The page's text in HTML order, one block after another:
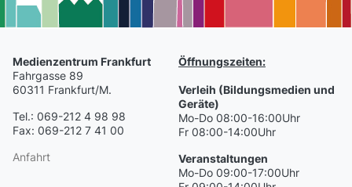
Medienzentrum Frankfurt
Fahrgasse 89
60311 Frankfurt/M.
Tel.: 069-212 4 98 98
Fax: 069-212 7 41 00
Anfahrt
Öffnungszeiten:
Verleih (Bildungsmedien und
Geräte)
Mo-Do 08:00-16:00Uhr
Fr 08:00-14:00Uhr
Veranstaltungen
Mo-Do 09:00-17:00Uhr